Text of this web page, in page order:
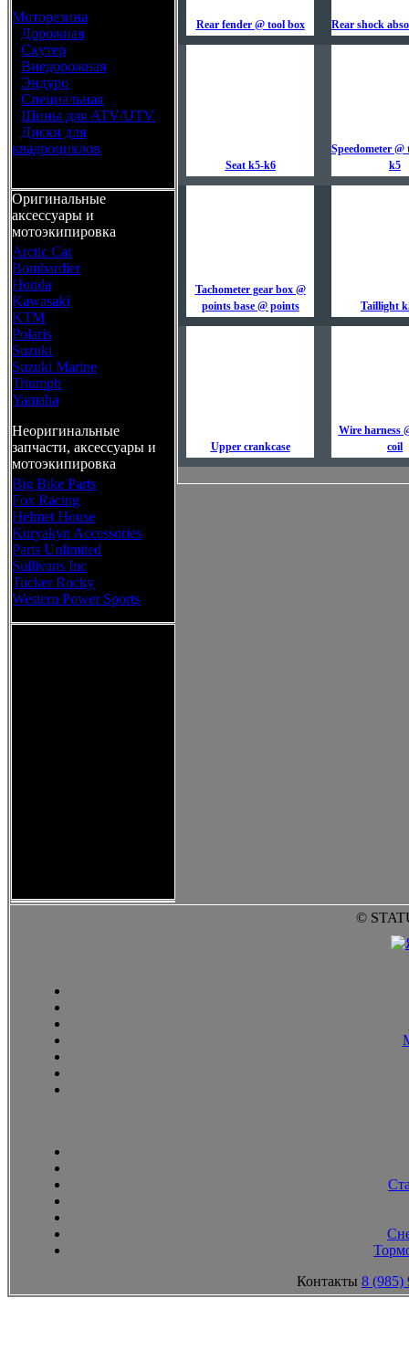
Моторезина
Дорожная
Скутер
Внедорожная
Эндуро
Специальная
Шины для ATV/UTV
Диски для
квадроциклов
Оригинальные
аксессуары и
мотоэкипировка
Arctic Cat
Bombardier
Honda
Kawasaki
KTM
Polaris
Suzuki
Suzuki Marine
Triumph
Yamaha
Неоригинальные
запчасти, аксессуары и
мотоэкипировка
Big Bike Parts
Fox Racing
Helmet House
Kuryakyn Accessories
Parts Unlimited
Sullivans Inc
Tucker Rocky
Western Power Sports
Rear fender @ tool box Rear shock
Seat k5-k6
Speedometer @
k5
Tachometer gear box @
points base @ points
Taillight
Upper crankcase
Wire harness
coil
©
Контакты 8 (985)